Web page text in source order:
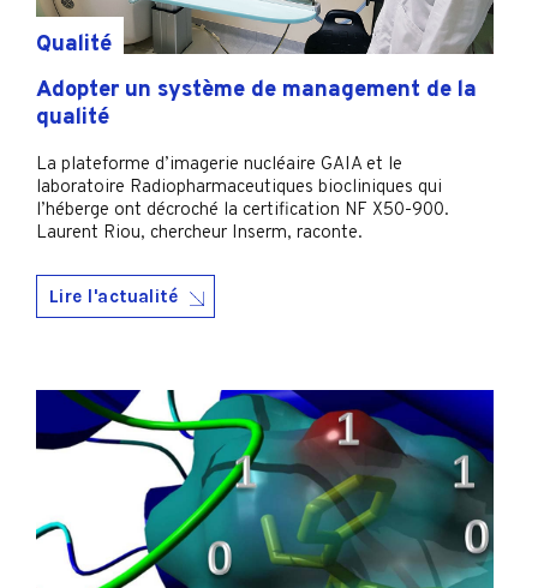
Qualité
Adopter un système de management de la
qualité
La plateforme d’imagerie nucléaire GAIA et le
laboratoire Radiopharmaceutiques biocliniques qui
l’héberge ont décroché la certification NF X50-900.
Laurent Riou, chercheur Inserm, raconte.
Lire l'actualité